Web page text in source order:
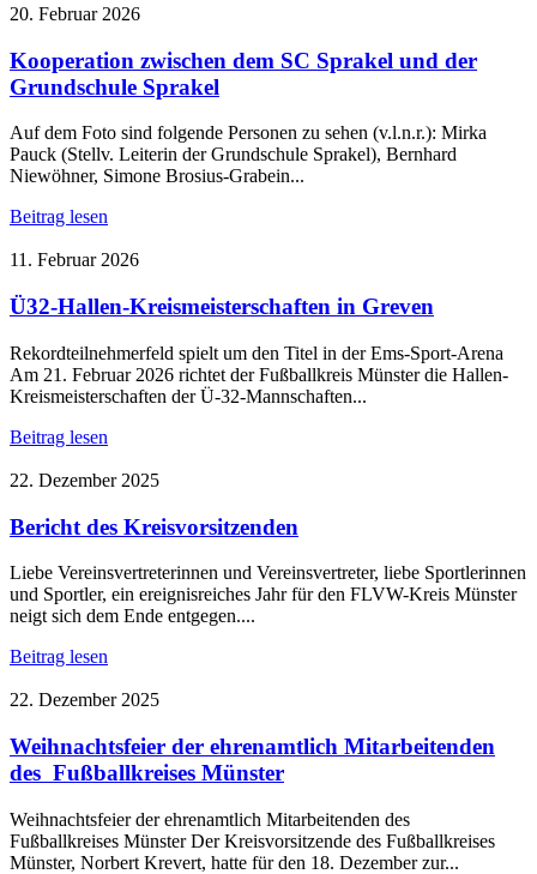
20. Februar 2026
Kooperation zwischen dem SC Sprakel und der
Grundschule Sprakel
Auf dem Foto sind folgende Personen zu sehen (v.l.n.r.): Mirka
Pauck (Stellv. Leiterin der Grundschule Sprakel), Bernhard
Niewöhner, Simone Brosius-Grabein...
Beitrag lesen
11. Februar 2026
Ü32-Hallen-Kreismeisterschaften in Greven
Rekordteilnehmerfeld spielt um den Titel in der Ems-Sport-Arena
Am 21. Februar 2026 richtet der Fußballkreis Münster die Hallen-
Kreismeisterschaften der Ü-32-Mannschaften...
Beitrag lesen
22. Dezember 2025
Bericht des Kreisvorsitzenden
Liebe Vereinsvertreterinnen und Vereinsvertreter, liebe Sportlerinnen
und Sportler, ein ereignisreiches Jahr für den FLVW-Kreis Münster
neigt sich dem Ende entgegen....
Beitrag lesen
22. Dezember 2025
Weihnachtsfeier der ehrenamtlich Mitarbeitenden
des Fußballkreises Münster
Weihnachtsfeier der ehrenamtlich Mitarbeitenden des
Fußballkreises Münster Der Kreisvorsitzende des Fußballkreises
Münster, Norbert Krevert, hatte für den 18. Dezember zur...